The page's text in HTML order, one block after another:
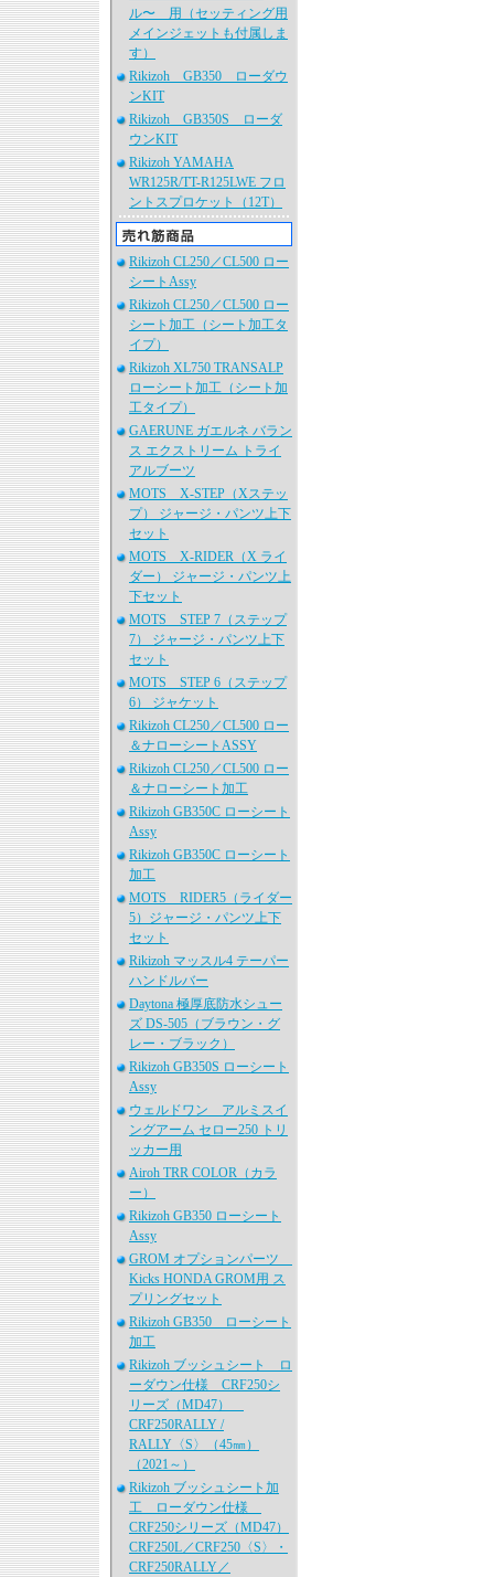
ル〜 用（セッティング用
メインジェットも付属しま
す）
Rikizoh GB350 ローダウ
ンKIT
Rikizoh GB350S ローダ
ウンKIT
Rikizoh YAMAHA
WR125R/TT-R125LWE フロ
ントスプロケット（12T）
Rikizoh CL250／CL500 ロー
シートAssy
Rikizoh CL250／CL500 ロー
シート加工（シート加工タ
イプ）
Rikizoh XL750 TRANSALP
ローシート加工（シート加
工タイプ）
GAERUNE ガエルネ バラン
ス エクストリーム トライ
アルブーツ
MOTS X-STEP（Xステッ
プ） ジャージ・パンツ上下
セット
MOTS X-RIDER（X ライ
ダー） ジャージ・パンツ上
下セット
MOTS STEP 7（ステップ
7） ジャージ・パンツ上下
セット
MOTS STEP 6（ステップ
6） ジャケット
Rikizoh CL250／CL500 ロー
＆ナローシートASSY
Rikizoh CL250／CL500 ロー
＆ナローシート加工
Rikizoh GB350C ローシート
Assy
Rikizoh GB350C ローシート
加工
MOTS RIDER5（ライダー
5）ジャージ・パンツ上下
セット
Rikizoh マッスル4 テーパー
ハンドルバー
Daytona 極厚底防水シュー
ズ DS-505（ブラウン・グ
レー・ブラック）
Rikizoh GB350S ローシート
Assy
ウェルドワン アルミスイ
ングアーム セロー250 トリ
ッカー用
Airoh TRR COLOR（カラ
ー）
Rikizoh GB350 ローシート
Assy
GROM オプションパーツ
Kicks HONDA GROM用 ス
プリングセット
Rikizoh GB350 ローシート
加工
Rikizoh ブッシュシート ロ
ーダウン仕様 CRF250シ
リーズ（MD47）
CRF250RALLY /
RALLY〈S〉（45㎜）
（2021～）
Rikizoh ブッシュシート加
工 ローダウン仕様
CRF250シリーズ（MD47）
CRF250L／CRF250〈S〉・
CRF250RALLY／